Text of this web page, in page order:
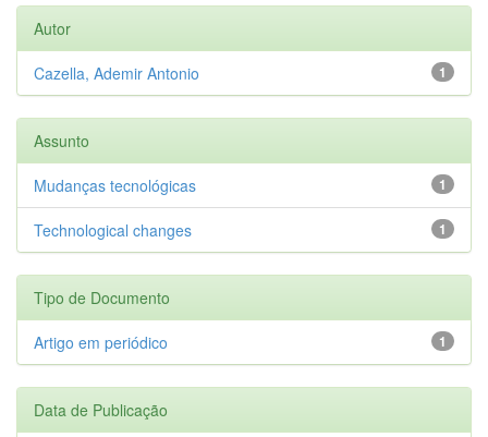
Autor
1
Cazella, Ademir Antonio
Assunto
1
Mudanças tecnológicas
1
Technological changes
Tipo de Documento
1
Artigo em periódico
Data de Publicação